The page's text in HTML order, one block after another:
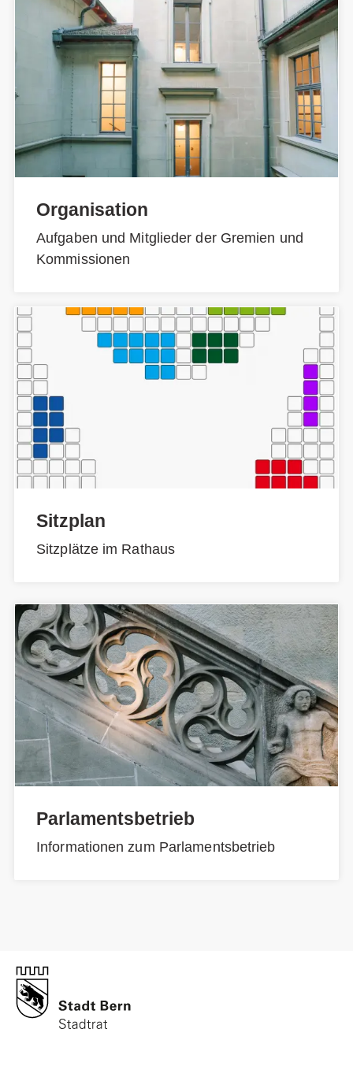
Organisation
Aufgaben und Mitglieder der Gremien und
Kommissionen
Sitzplan
Sitzplätze im Rathaus
Parlamentsbetrieb
Informationen zum Parlamentsbetrieb